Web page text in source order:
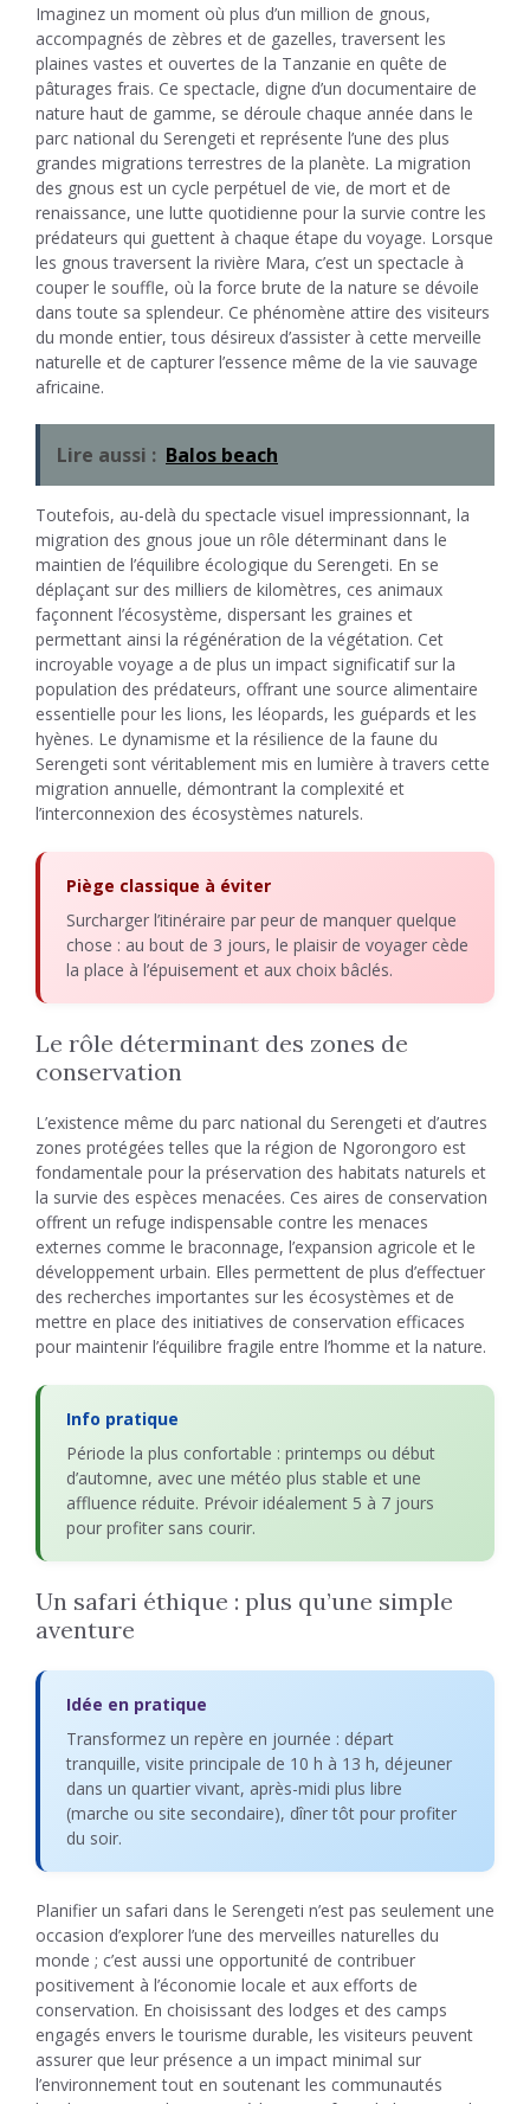
Imaginez un moment où plus d’un million de gnous,
accompagnés de zèbres et de gazelles, traversent les
plaines vastes et ouvertes de la Tanzanie en quête de
pâturages frais. Ce spectacle, digne d’un documentaire de
nature haut de gamme, se déroule chaque année dans le
parc national du Serengeti et représente l’une des plus
grandes migrations terrestres de la planète. La migration
des gnous est un cycle perpétuel de vie, de mort et de
renaissance, une lutte quotidienne pour la survie contre les
prédateurs qui guettent à chaque étape du voyage. Lorsque
les gnous traversent la rivière Mara, c’est un spectacle à
couper le souffle, où la force brute de la nature se dévoile
dans toute sa splendeur. Ce phénomène attire des visiteurs
du monde entier, tous désireux d’assister à cette merveille
naturelle et de capturer l’essence même de la vie sauvage
africaine.
Lire aussi : Balos beach
Toutefois, au-delà du spectacle visuel impressionnant, la
migration des gnous joue un rôle déterminant dans le
maintien de l’équilibre écologique du Serengeti. En se
déplaçant sur des milliers de kilomètres, ces animaux
façonnent l’écosystème, dispersant les graines et
permettant ainsi la régénération de la végétation. Cet
incroyable voyage a de plus un impact significatif sur la
population des prédateurs, offrant une source alimentaire
essentielle pour les lions, les léopards, les guépards et les
hyènes. Le dynamisme et la résilience de la faune du
Serengeti sont véritablement mis en lumière à travers cette
migration annuelle, démontrant la complexité et
l’interconnexion des écosystèmes naturels.
Piège classique à éviter
Surcharger l’itinéraire par peur de manquer quelque
chose : au bout de 3 jours, le plaisir de voyager cède
la place à l’épuisement et aux choix bâclés.
Le rôle déterminant des zones de
conservation
L’existence même du parc national du Serengeti et d’autres
zones protégées telles que la région de Ngorongoro est
fondamentale pour la préservation des habitats naturels et
la survie des espèces menacées. Ces aires de conservation
offrent un refuge indispensable contre les menaces
externes comme le braconnage, l’expansion agricole et le
développement urbain. Elles permettent de plus d’effectuer
des recherches importantes sur les écosystèmes et de
mettre en place des initiatives de conservation efficaces
pour maintenir l’équilibre fragile entre l’homme et la nature.
Info pratique
Période la plus confortable : printemps ou début
d’automne, avec une météo plus stable et une
affluence réduite. Prévoir idéalement 5 à 7 jours
pour profiter sans courir.
Un safari éthique : plus qu’une simple
aventure
Idée en pratique
Transformez un repère en journée : départ
tranquille, visite principale de 10 h à 13 h, déjeuner
dans un quartier vivant, après-midi plus libre
(marche ou site secondaire), dîner tôt pour profiter
du soir.
Planifier un safari dans le Serengeti n’est pas seulement une
occasion d’explorer l’une des merveilles naturelles du
monde ; c’est aussi une opportunité de contribuer
positivement à l’économie locale et aux efforts de
conservation. En choisissant des lodges et des camps
engagés envers le tourisme durable, les visiteurs peuvent
assurer que leur présence a un impact minimal sur
l’environnement tout en soutenant les communautés